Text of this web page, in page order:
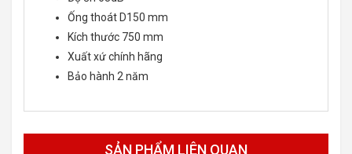
Ống thoát D150 mm
Kích thước 750 mm
Xuất xứ chính hãng
Bảo hành 2 năm
SẢN PHẨM LIÊN QUAN